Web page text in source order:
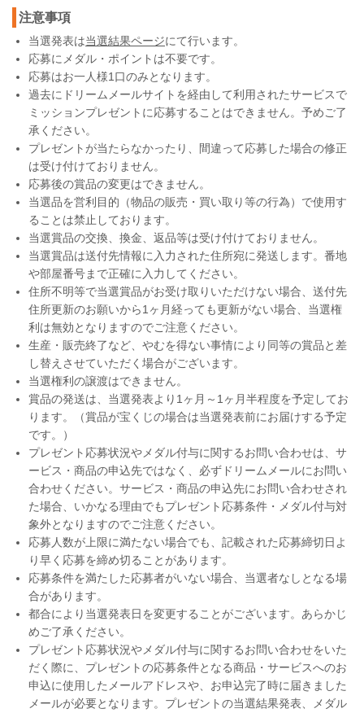
注意事項
当選発表は当選結果ページにて行います。
応募にメダル・ポイントは不要です。
応募はお一人様1口のみとなります。
過去にドリームメールサイトを経由して利用されたサービスで
ミッションプレゼントに応募することはできません。予めご了
承ください。
プレゼントが当たらなかったり、間違って応募した場合の修正
は受け付けておりません。
応募後の賞品の変更はできません。
当選品を営利目的（物品の販売・買い取り等の行為）で使用す
ることは禁止しております。
当選賞品の交換、換金、返品等は受け付けておりません。
当選賞品は送付先情報に入力された住所宛に発送します。番地
や部屋番号まで正確に入力してください。
住所不明等で当選賞品がお受け取りいただけない場合、送付先
住所更新のお願いから1ヶ月経っても更新がない場合、当選権
利は無効となりますのでご注意ください。
生産・販売終了など、やむを得ない事情により同等の賞品と差
し替えさせていただく場合がございます。
当選権利の譲渡はできません。
賞品の発送は、当選発表より1ヶ月～1ヶ月半程度を予定してお
ります。（賞品が宝くじの場合は当選発表前にお届けする予定
です。）
プレゼント応募状況やメダル付与に関するお問い合わせは、サ
ービス・商品の申込先ではなく、必ずドリームメールにお問い
合わせください。サービス・商品の申込先にお問い合わせされ
た場合、いかなる理由でもプレゼント応募条件・メダル付与対
象外となりますのでご注意ください。
応募人数が上限に満たない場合でも、記載された応募締切日よ
り早く応募を締め切ることがあります。
応募条件を満たした応募者がいない場合、当選者なしとなる場
合があります。
都合により当選発表日を変更することがございます。あらかじ
めご了承ください。
プレゼント応募状況やメダル付与に関するお問い合わせをいた
だく際に、プレゼントの応募条件となる商品・サービスへのお
申込に使用したメールアドレスや、お申込完了時に届きました
メールが必要となります。プレゼントの当選結果発表、メダル